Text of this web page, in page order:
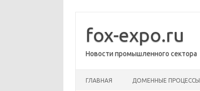
содержимому
fox-expo.ru
Новости промышленного сектора
ГЛАВНАЯ ДОМЕННЫЕ ПРОЦЕССЫ